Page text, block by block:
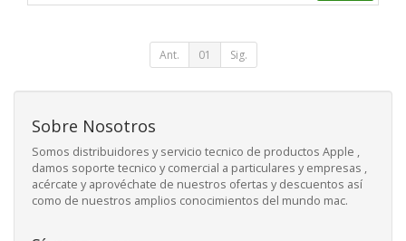
Ant. 01 Sig.
Sobre Nosotros
Somos distribuidores y servicio tecnico de productos Apple ,
damos soporte tecnico y comercial a particulares y empresas ,
acércate y aprovéchate de nuestros ofertas y descuentos así
como de nuestros amplios conocimientos del mundo mac.